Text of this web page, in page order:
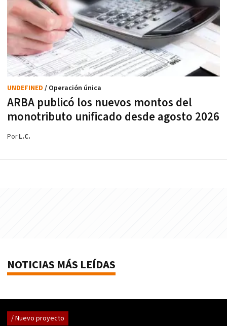
ARBA publicó los nuevos montos del
monotributo unificado desde agosto 2026
UNDEFINED / Operación única
PorL.C.
NOTICIAS MÁS LEÍDAS
/ Nuevo proyecto